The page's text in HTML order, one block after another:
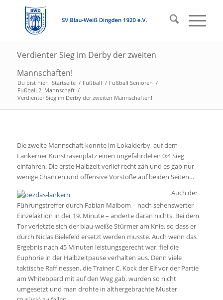
Verdienter Sieg im Derby der zweiten
Mannschaften!
Du bist hier: Startseite / Fußball / Fußball Senioren /
Fußball 2. Mannschaft /
Verdienter Sieg im Derby der zweiten Mannschaften!
Die zweite Mannschaft konnte im Lokalderby auf dem
Lankerner Kunstrasenplatz einen ungefährdeten 0:4 Sieg
einfahren. Die erste Halbzeit verlief recht zäh und es gab nur
wenige Chancen und offensive Vorstöße auf beiden Seiten…
Auch der
Führungstreffer durch Fabian Maibom – nach sehenswerter
Einzelaktion in der 19. Minute – änderte daran nichts. Bei dem
Tor verletzte sich der blau-weiße Stürmer am Knie, so dass er
durch Niclas Bielefeld ersetzt werden musste. Auch wenn das
Ergebnis nach 45 Minuten leistungsgerecht war, fiel die
Euphorie in der Halbzeitpause verhalten aus. Denn viele
taktische Raffinessen, die Trainer C. Kock der Elf vor der Partie
am Whiteboard mit auf den Weg gab, wurden so nicht
umgesetzt und man drohte in althergebrachte Muster